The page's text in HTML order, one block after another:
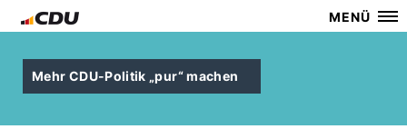
MENÜ
Mehr CDU-Politik „pur“ machen